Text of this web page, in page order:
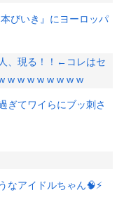
びいき』にヨーロッパ
、現る！！←コレはセ
w w w w w w w w
ぎてワイらにブッ刺さ
なアイドルちゃん🧠⚡